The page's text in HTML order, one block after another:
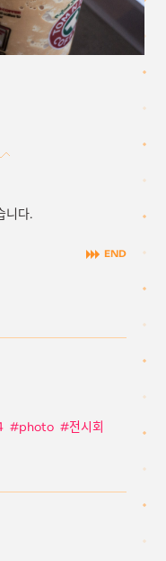
니다.
photo
전시회